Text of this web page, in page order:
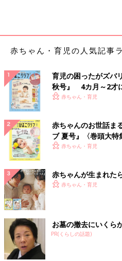
つけ”を解決す
入眠時に部屋や寝床が寒いと、体
質のいい睡眠をとるための、冬
いわれています。16度以下になる
とも。
朝方のいちばん寒くなる時間帯、
ぎないように注意しましょう。
寝かせる前の寝室は23度くらい
ねんねルーティン後、スムーズに
寝室は23度くらいに暖めておきま
夜中に、18～20度くらいに室温を
に暖房が切れるようタイマーをセ
20度を保てない場合、暖房は20度
OK。
赤ちゃん・育児の人気記事
育児の困ったがズバ
秋号』 4カ月～2才
いっぱい！
赤ちゃん・育児
赤ちゃんのお世話ま
ブ 夏号』〈巻頭大
く！ おっぱい・ミル
赤ちゃん・育児
赤ちゃんが生まれた
赤ちゃん・育児
お墓の撤去にいくら
PR(くらしの話題)